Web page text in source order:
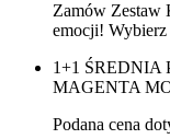
Zamów Zestaw
emocji! Wybierz
1+1 ŚREDNIA
MAGENTA
Podana cena